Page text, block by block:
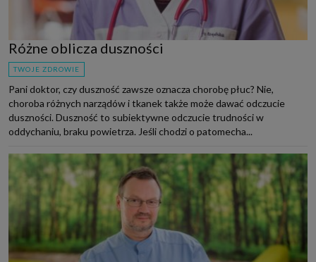
Różne oblicza duszności
TWOJE ZDROWIE
Pani doktor, czy duszność zawsze oznacza chorobę płuc? Nie,
choroba różnych narządów i tkanek także może dawać odczucie
duszności. Duszność to subiektywne odczucie trudności w
oddychaniu, braku powietrza. Jeśli chodzi o patomecha...